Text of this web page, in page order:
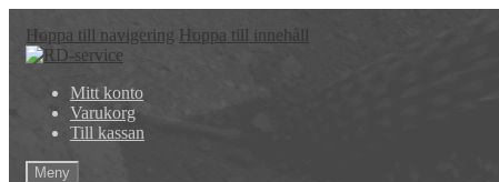
Hoppa till navigering Hoppa till innehåll
Mitt konto
Varukorg
Till kassan
Meny